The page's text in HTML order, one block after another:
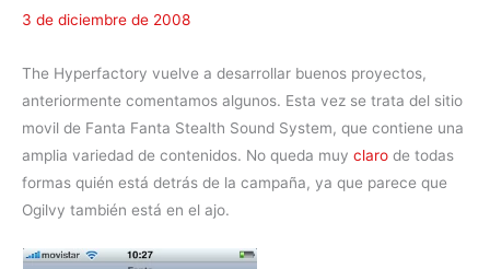
3 de diciembre de 2008
The Hyperfactory vuelve a desarrollar buenos proyectos,
anteriormente comentamos algunos. Esta vez se trata del sitio
movil de Fanta Fanta Stealth Sound System, que contiene una
amplia variedad de contenidos. No queda muy claro de todas
formas quién está detrás de la campaña, ya que parece que
Ogilvy también está en el ajo.